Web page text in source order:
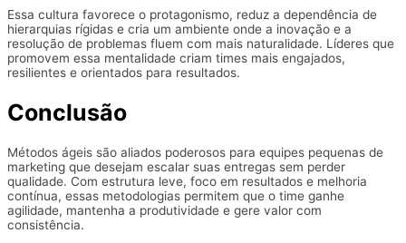
Essa cultura favorece o protagonismo, reduz a dependência de
hierarquias rígidas e cria um ambiente onde a inovação e a
resolução de problemas fluem com mais naturalidade. Líderes que
promovem essa mentalidade criam times mais engajados,
resilientes e orientados para resultados.
Conclusão
Métodos ágeis são aliados poderosos para equipes pequenas de
marketing que desejam escalar suas entregas sem perder
qualidade. Com estrutura leve, foco em resultados e melhoria
contínua, essas metodologias permitem que o time ganhe
agilidade, mantenha a produtividade e gere valor com
consistência.